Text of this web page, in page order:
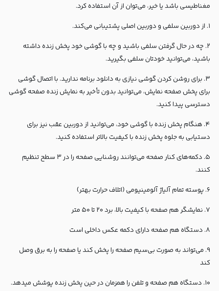
مغناطیسی باشد یا خیر، می‌توان از آن استفاده کرد.
۱. از دوربین سلفی و دوربین اصلی پشتیبانی می‌کند.
۲. چه در حال گرفتن سلفی باشید و چه با گوشی خود پخش زنده داشته
باشید، می‌توانید خودتان سلفی بگیرید.
۳. برای روشن کردن گوشی نیازی به دانلود برنامه ندارید. با اتصال گوشی
برای پخش صفحه نمایش، می‌توانید بدون تأخیر به نمایش زنده صفحه گوشی
دسترسی پیدا کنید.
۴. هنگام پخش زنده با گوشی خود، می‌توانید از دوربین عقب نیز برای
دستیابی به جلوه پخش زنده با کیفیت بالاتر استفاده کنید.
۵. دکمه‌های کنار صفحه می‌توانند روشنایی صفحه را در ۳ سطح تنظیم
کنند.
۶. پوسته تمام آلیاژ آلومینیومی (اتلاف حرارت بهتر)
۷. نمایشگر هم صفحه با کیفیت بالا، برد ۲۰ تا ۵۰ متر
۸. دستگاه هم صفحه دارای دکمه عکس داخلی است
۹. می‌تواند به صورت بی‌سیم صفحه را پخش کند یا صفحه را به برق وصل
کند
۱۰. دستگاه هم صفحه و تلفن را همزمان در حین پخش زنده پوشش میدهد.